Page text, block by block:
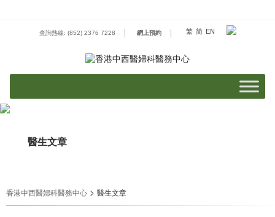
查詢熱線: (852) 2376 7228 網上預約 繁 简 EN
醫生文章
香港中西醫婦科醫務中心 > 醫生文章